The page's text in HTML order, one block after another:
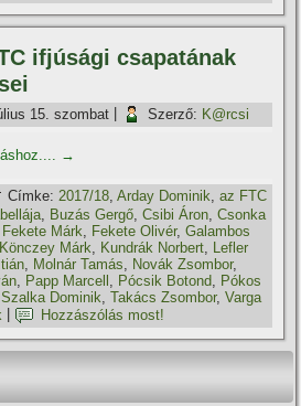
ifjúsági csapatának
15. szombat Szerző: K@rcsi
→
Címke: 2017/18 ,Arday Dominik ,az FTC
, Buzás Gergő,Csibi Áron,Csonka
Fekete Márk, Fekete Olivér,Galambos
Könczey Márk, Kundrák Norbert, Lefler
, Molnár Tamás, Novák Zsombor,
, Papp Marcell , Pócsik Botond, Pókos
Szalka Dominik,Takács Zsombor,Varga
Hozzászólás most!